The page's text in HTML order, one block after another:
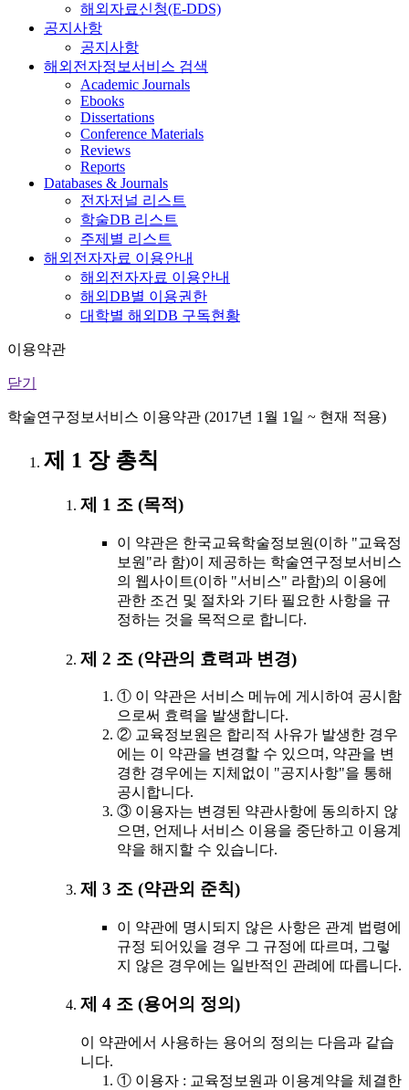
해외자료신청(E-DDS)
공지사항
공지사항
해외전자정보서비스 검색
Academic Journals
Ebooks
Dissertations
Conference Materials
Reviews
Reports
Databases & Journals
전자저널 리스트
학술DB 리스트
주제별 리스트
해외전자자료 이용안내
해외전자자료 이용안내
해외DB별 이용권한
대학별 해외DB 구독현황
이용약관
닫기
학술연구정보서비스 이용약관 (2017년 1월 1일 ~ 현재 적용)
제 1 장 총칙
제 1 조 (목적)
이 약관은 한국교육학술정보원(이하 "교육정
보원"라 함)이 제공하는 학술연구정보서비스
의 웹사이트(이하 "서비스" 라함)의 이용에
관한 조건 및 절차와 기타 필요한 사항을 규
정하는 것을 목적으로 합니다.
제 2 조 (약관의 효력과 변경)
① 이 약관은 서비스 메뉴에 게시하여 공시함
으로써 효력을 발생합니다.
② 교육정보원은 합리적 사유가 발생한 경우
에는 이 약관을 변경할 수 있으며, 약관을 변
경한 경우에는 지체없이 "공지사항"을 통해
공시합니다.
③ 이용자는 변경된 약관사항에 동의하지 않
으면, 언제나 서비스 이용을 중단하고 이용계
약을 해지할 수 있습니다.
제 3 조 (약관외 준칙)
이 약관에 명시되지 않은 사항은 관계 법령에
규정 되어있을 경우 그 규정에 따르며, 그렇
지 않은 경우에는 일반적인 관례에 따릅니다.
제 4 조 (용어의 정의)
이 약관에서 사용하는 용어의 정의는 다음과 같습
니다.
① 이용자 : 교육정보원과 이용계약을 체결한